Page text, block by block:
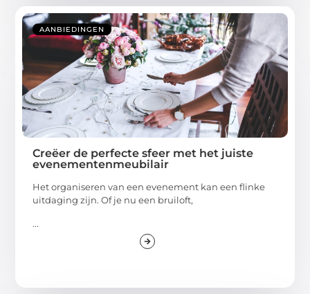
AANBIEDINGEN
Creëer de perfecte sfeer met het juiste
evenementenmeubilair
Het organiseren van een evenement kan een flinke
uitdaging zijn. Of je nu een bruiloft,
...